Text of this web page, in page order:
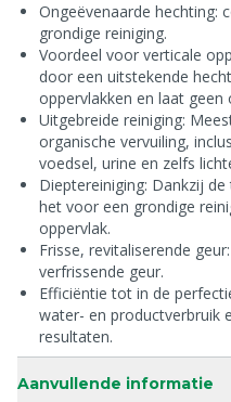
Ongeëvenaarde
grondige reiniging.
Voordeel voor verticale
door een uitstekende
oppervlakken en laat geen
Uitgebreide reiniging:
organische vervuiling,
voedsel, urine en zelfs
Dieptereiniging: Dankzij
het voor een grondige
oppervlak.
Frisse, revitaliserende
verfrissende geur.
Efficiëntie tot in de
water- en productverbruik
resultaten.
Aanvullende informatie